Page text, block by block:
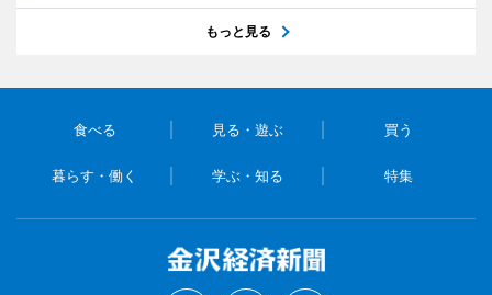
もっと見る
食べる 見る・遊ぶ 買う
暮らす・働く 学ぶ・知る 特集